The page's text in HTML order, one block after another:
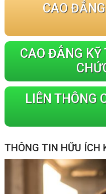
CAO
CAO ĐẲNG KỸ
LIÊN THÔNG
THÔNG TIN HỮU ÍCH